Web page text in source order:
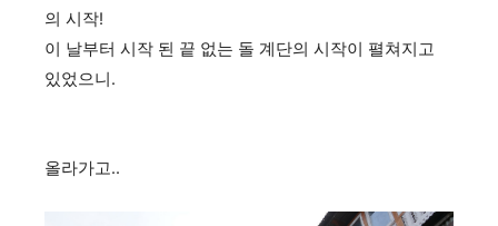
의 시작!
이 날부터 시작 된 끝 없는 돌 계단의 시작이 펼쳐지고
있었으니.
올라가고..